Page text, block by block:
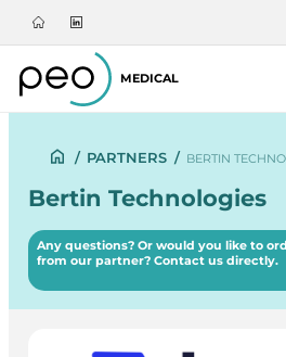
MEDICAL
/ PARTNERS / BERTIN
Bertin Technologies
Any questions? Or would you like to
from our partner? Contact us directly.